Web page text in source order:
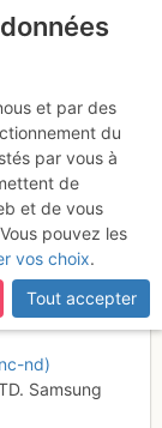
nd)
Samsung
et par des
du
par vous à
de
et de vous
pouvez les
vos choix.
Tout accepter